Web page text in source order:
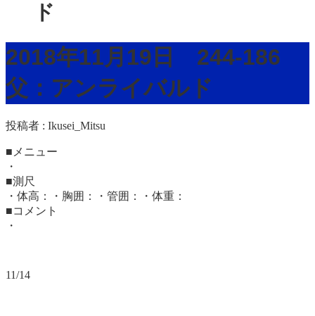
ド
2018年11月19日 244-186
父：アンライバルド
投稿者 : Ikusei_Mitsu
■メニュー
・
■測尺
・体高：・胸囲：・管囲：・体重：
■コメント
・
11/14